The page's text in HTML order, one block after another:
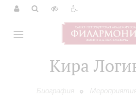
Кира
Биография